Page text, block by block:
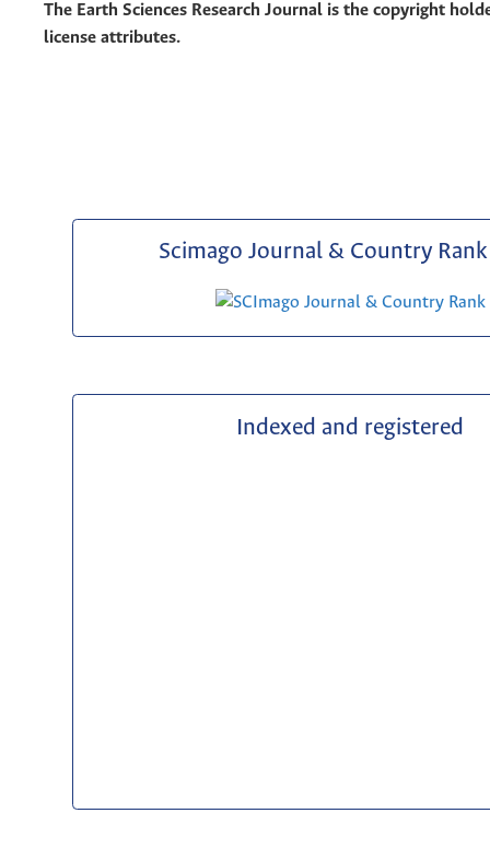
The Earth Sciences Research Journal is the copyright
license attributes.
Scimago Journal & Country Rank
Indexed and registered